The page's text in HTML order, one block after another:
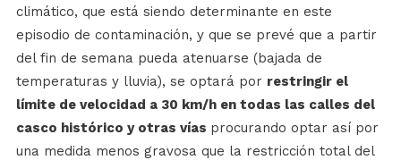
climático, que está siendo determinante en este
episodio de contaminación, y que se prevé que a partir
del fin de semana pueda atenuarse (bajada de
temperaturas y lluvia), se optará por restringir el
límite de velocidad a 30 km/h en todas las calles del
casco histórico y otras vías procurando optar así por
una medida menos gravosa que la restricción total del